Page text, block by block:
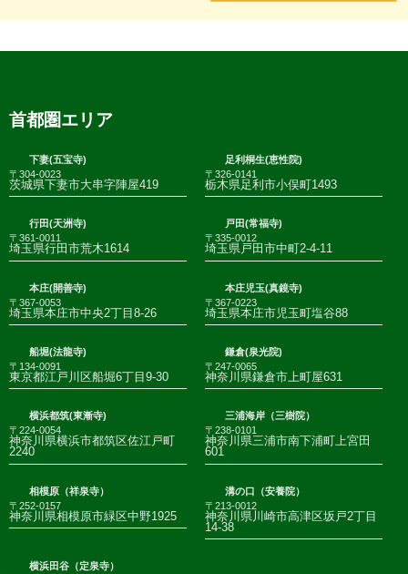
首都圏エリア
下妻(五宝寺)
〒304-0023
茨城県下妻市大串字陣屋419
足利桐生(恵性院)
〒326-0141
栃木県足利市小俣町1493
行田(天洲寺)
〒361-0011
埼玉県行田市荒木1614
戸田(常福寺)
〒335-0012
埼玉県戸田市中町2-4-11
本庄(開善寺)
〒367-0053
埼玉県本庄市中央2丁目8-26
本庄児玉(真鏡寺)
〒367-0223
埼玉県本庄市児玉町塩谷88
船堀(法龍寺)
〒134-0091
東京都江戸川区船堀6丁目9-30
鎌倉(泉光院)
〒247-0065
神奈川県鎌倉市上町屋631
横浜都筑(東漸寺)
〒224-0054
神奈川県横浜市都筑区佐江戸町
2240
三浦海岸（三樹院）
〒238-0101
神奈川県三浦市南下浦町上宮田
601
相模原（祥泉寺）
〒252-0157
神奈川県相模原市緑区中野1925
溝の口（安養院）
〒213-0012
神奈川県川崎市高津区坂戸2丁目
14-38
横浜田谷（定泉寺）